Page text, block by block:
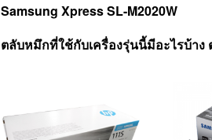
Samsung Xpress SL-M2020W
ตลับหมึกที่ใช้กับเครื่องรุ่นนี้มีอะไรบ้าง